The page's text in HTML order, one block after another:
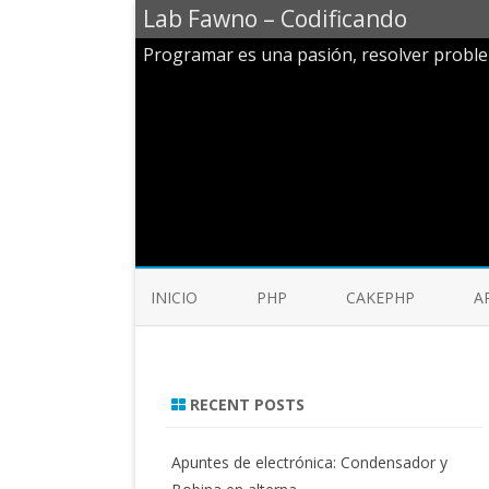
Lab Fawno – Codificando
Programar es una pasión, resolver
INICIO PHP CAKEPHP
RECENT POSTS
Apuntes de electrónica: Condensador y